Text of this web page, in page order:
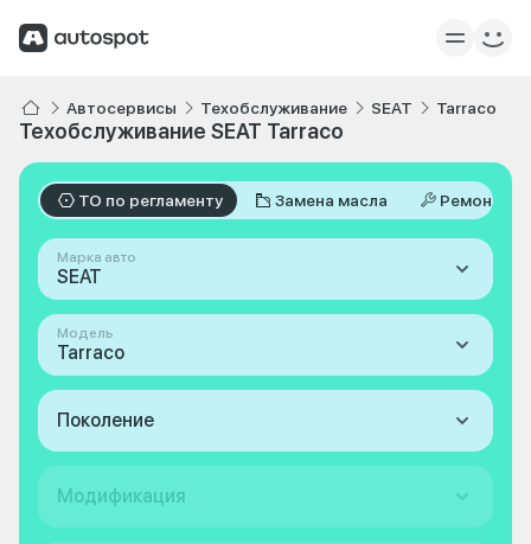
Автосервисы Техобслуживание SEAT Tarraco
Техобслуживание SEAT Tarraco
ТО по регламенту Замена масла Ремонт
Марка авто
SEAT
Модель
Tarraco
Поколение
Модификация